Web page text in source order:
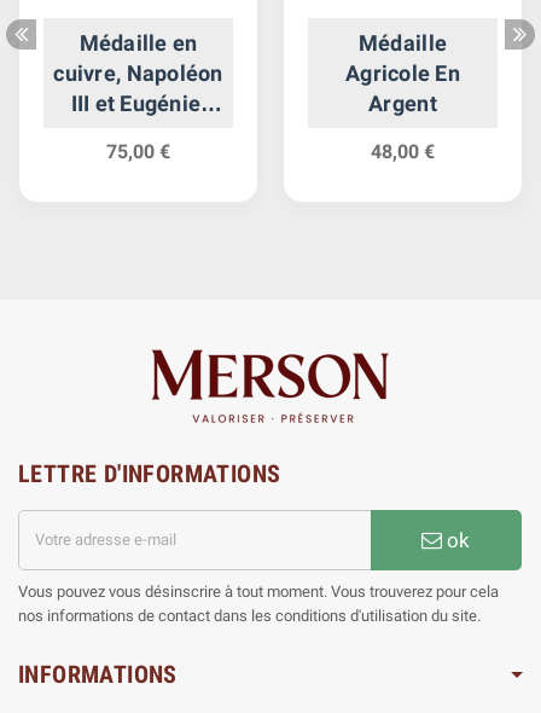
Médaille en
cuivre, Napoléon
III et Eugénie,
l'Industrie, Vue
75,00 €
Médaille
Agricole En
Argent
48,00 €
LETTRE D'INFORMATIONS
ok
Vous pouvez vous désinscrire à tout moment. Vous trouverez pour cela
nos informations de contact dans les conditions d'utilisation du site.
INFORMATIONS